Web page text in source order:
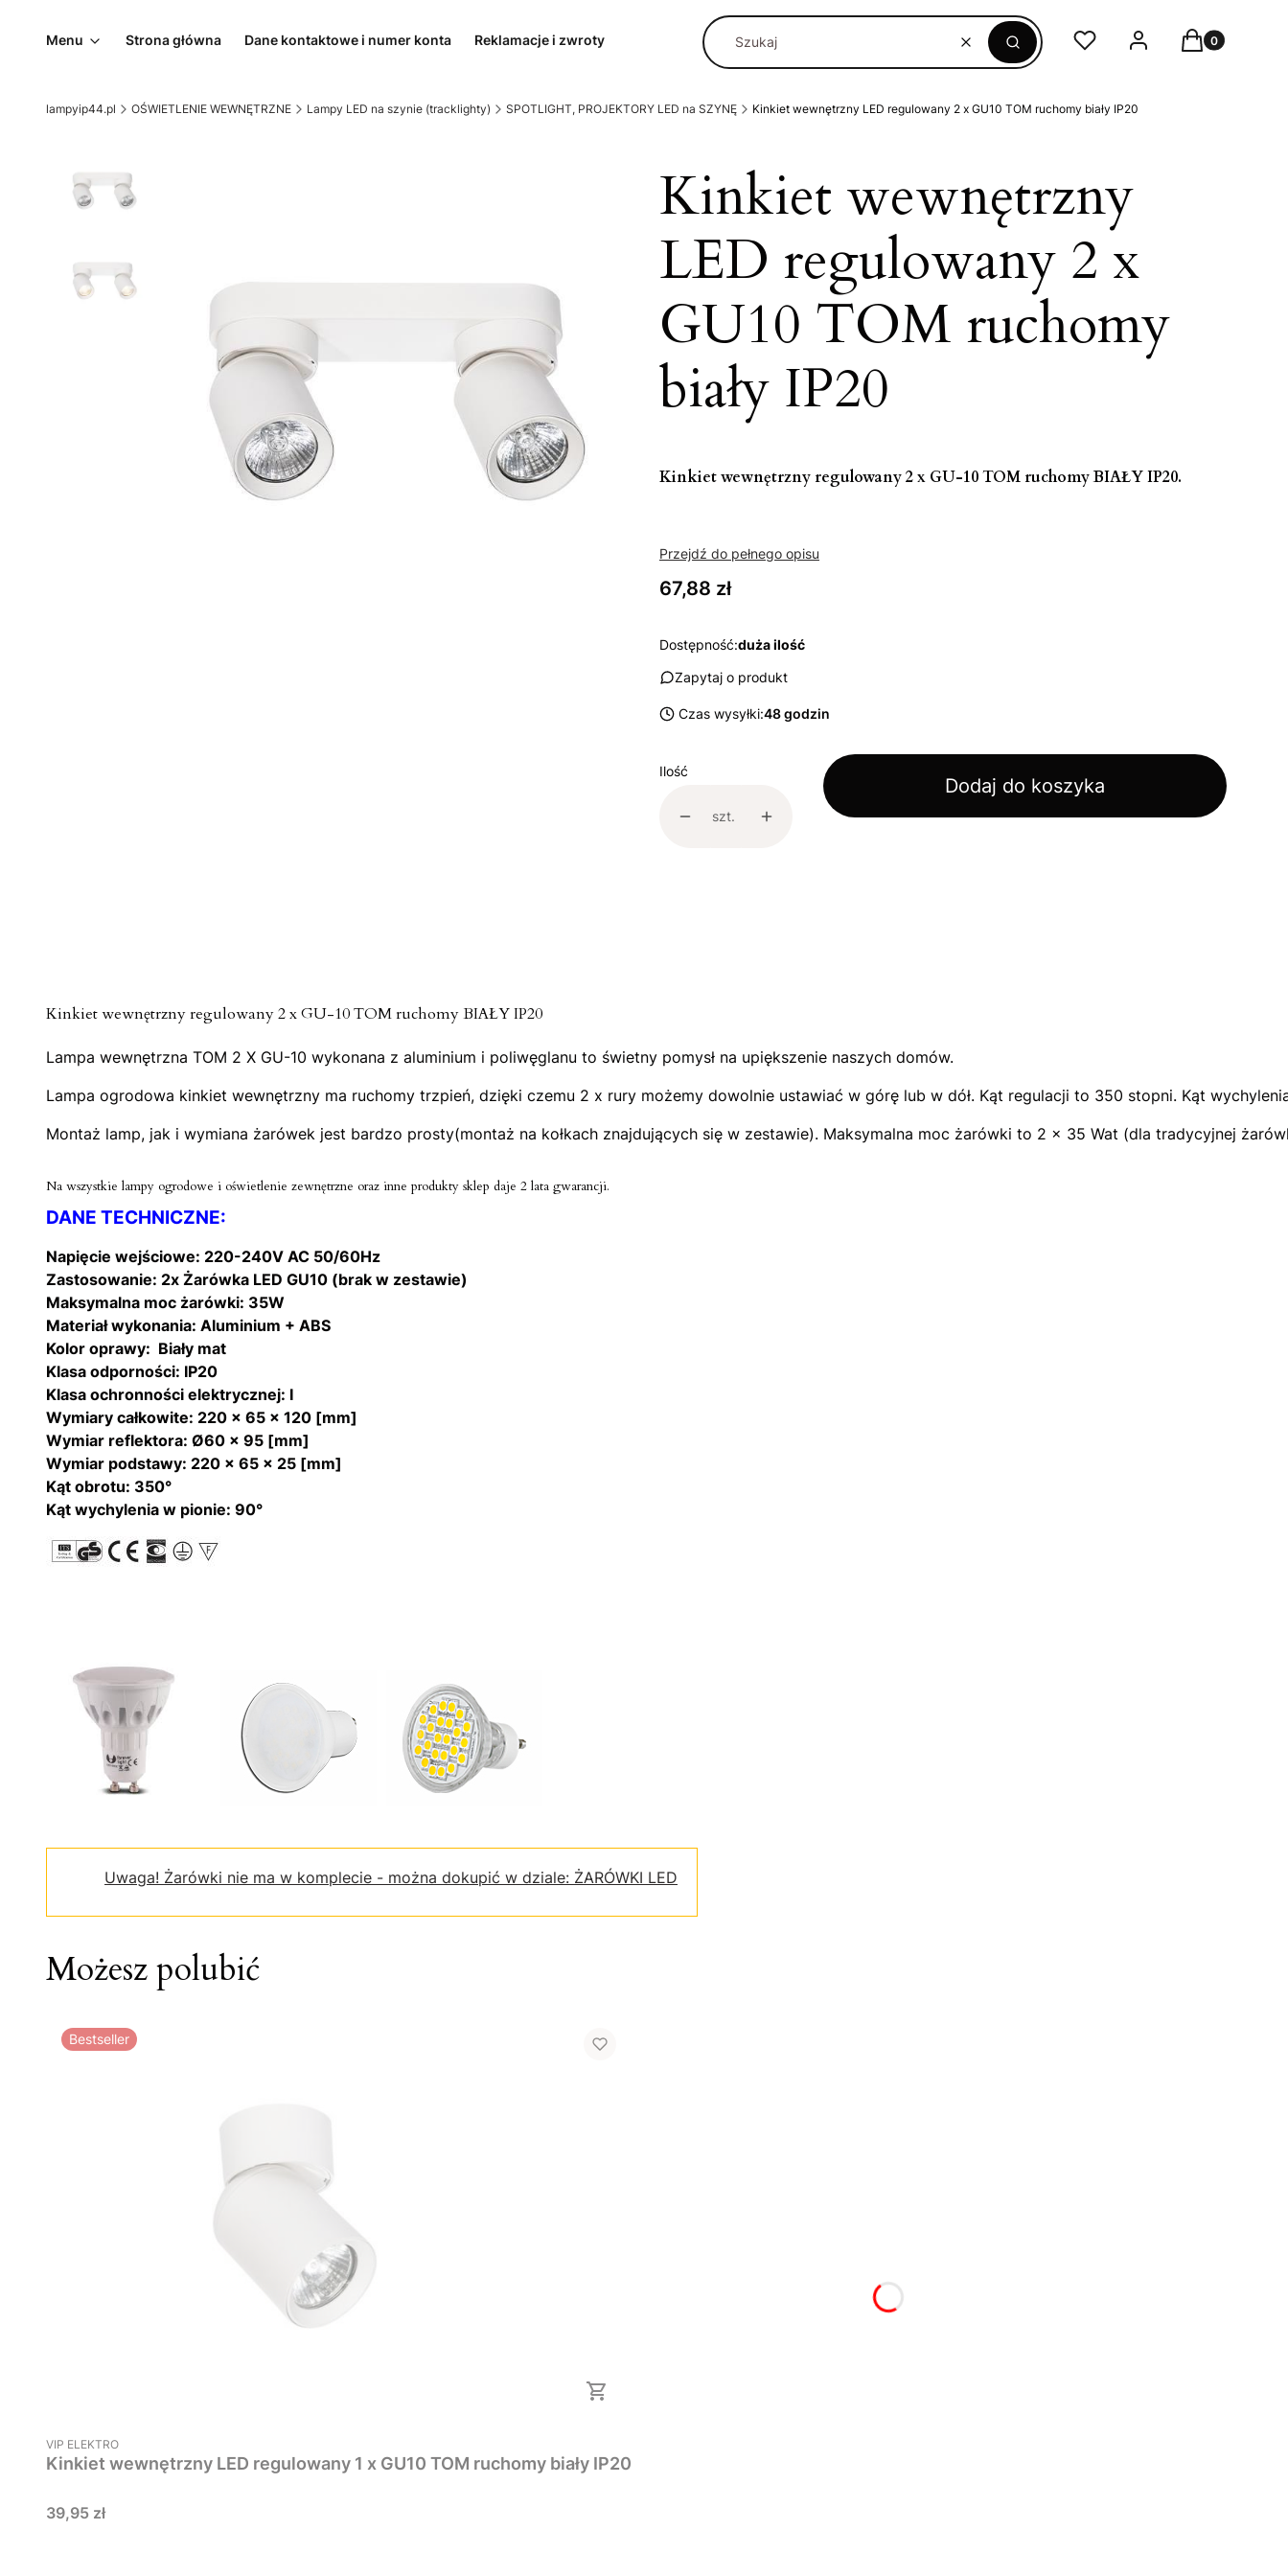
Menu Strona główna Dane kontaktowe i numer konta Reklamacje i zwroty
WyczyśćSzukaj
Ulubione Zaloguj sięProdukty w
Koszyk
lampyip44.pl OŚWIETLENIE WEWNĘTRZNE Lampy LED na szynie (tracklighty) SPOTLIGHT, PROJEKTORY LED na SZYNĘ Kinkiet wewnętrzny LED regulowany 2 x GU10 TOM ruchomy biały IP20
Kinkiet wewnętrzny
LED regulowany 2 x
GU10 TOM ruchomy
biały IP20
Kinkiet wewnętrzny regulowany 2 x GU-10 TOM ruchomy BIAŁY IP20.
Przejdź do pełnego opisu
Cena
67,88 zł
Dostępność:duża ilość
Zapytaj o produkt
Czas wysyłki:48 godzin
Ilość
szt.
Dodaj do koszyka
Kinkiet wewnętrzny regulowany 2 x GU-10 TOM ruchomy BIAŁY IP20
Lampa wewnętrzna TOM 2 X GU-10 wykonana z aluminium i poliwęglanu to świetny pomysł na upiększenie naszych domów.
Lampa ogrodowa kinkiet wewnętrzny ma ruchomy trzpień, dzięki czemu 2 x rury możemy dowolnie ustawiać w górę lub w dół. Kąt regulacji to 350 stopni. Kąt
Montaż lamp, jak i wymiana żarówek jest bardzo prosty(montaż na kołkach znajdujących się w zestawie). Maksymalna moc żarówki to 2 x 35 Wat (dla tradycyjnej
Na wszystkie lampy ogrodowe i oświetlenie zewnętrzne oraz inne produkty sklep daje 2 lata gwarancji.
DANE TECHNICZNE:
Napięcie wejściowe: 220-240V AC 50/60Hz
Zastosowanie: 2x Żarówka LED GU10 (brak w zestawie)
Maksymalna moc żarówki: 35W
Materiał wykonania: Aluminium + ABS
Kolor oprawy: Biały mat
Klasa odporności: IP20
Klasa ochronności elektrycznej: I
Wymiary całkowite: 220 x 65 x 120 [mm]
Wymiar reflektora: Ø60 x 95 [mm]
Wymiar podstawy: 220 x 65 x 25 [mm]
Kąt obrotu: 350°
Kąt wychylenia w pionie: 90°
Uwaga! Żarówki nie ma w komplecie - można dokupić w dziale: ŻARÓWKI LED
Możesz polubić
Bestseller
PRODUCENT
VIP ELEKTRO
Kinkiet wewnętrzny LED regulowany 1 x GU10 TOM ruchomy biały IP20
Cena
39,95 zł